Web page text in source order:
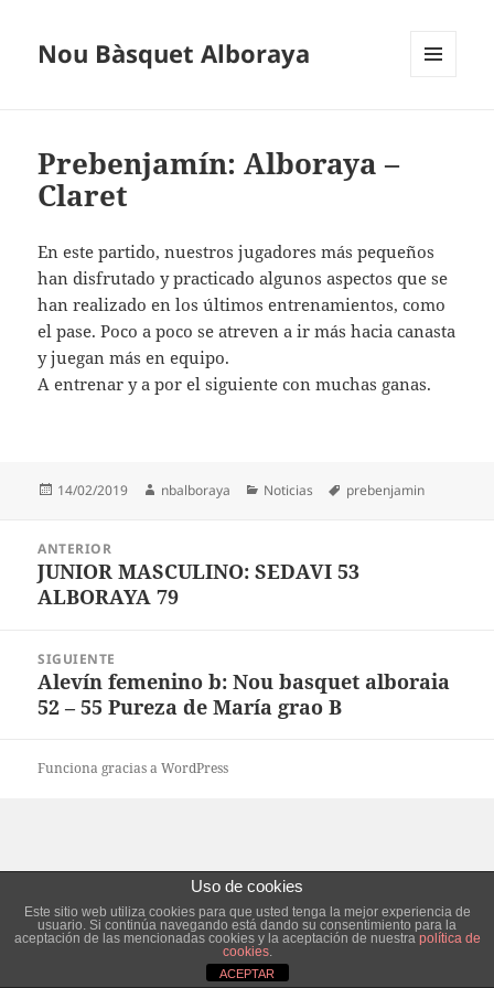
Nou Bàsquet Alboraya
Prebenjamín: Alboraya –
Claret
En este partido, nuestros jugadores más pequeños
han disfrutado y practicado algunos aspectos que se
han realizado en los últimos entrenamientos, como
el pase. Poco a poco se atreven a ir más hacia canasta
y juegan más en equipo.
A entrenar y a por el siguiente con muchas ganas.
Publicado
14/02/2019 Autor
nbalboraya Categorías
Noticias Etiquetas
prebenjamin
entradas
ANTERIOR
Entrada
anterior:
JUNIOR MASCULINO: SEDAVI 53
ALBORAYA 79
SIGUIENTE
Entrada
siguiente:
Alevín femenino b: Nou basquet alboraia
52 – 55 Pureza de María grao B
Funciona gracias a WordPress
Uso de cookies
Este sitio web utiliza cookies para que usted tenga la mejor experiencia de
usuario. Si continúa navegando está dando su consentimiento para la
aceptación de las mencionadas cookies y la aceptación de nuestra política de
cookies.
ACEPTAR